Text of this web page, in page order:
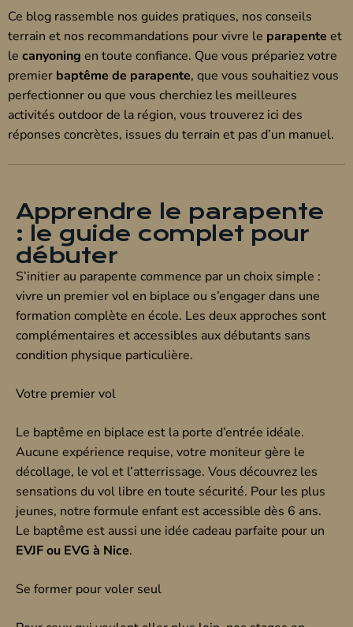
Ce blog rassemble nos guides pratiques, nos conseils
terrain et nos recommandations pour vivre le parapente et
le canyoning en toute confiance. Que vous prépariez votre
premier baptême de parapente, que vous souhaitiez vous
perfectionner ou que vous cherchiez les meilleures
activités outdoor de la région, vous trouverez ici des
réponses concrètes, issues du terrain et pas d’un manuel.
Apprendre le parapente
: le guide complet pour
débuter
S’initier au parapente commence par un choix simple :
vivre un premier vol en biplace ou s’engager dans une
formation complète en école. Les deux approches sont
complémentaires et accessibles aux débutants sans
condition physique particulière.
Votre premier vol
Le baptême en biplace est la porte d’entrée idéale.
Aucune expérience requise, votre moniteur gère le
décollage, le vol et l’atterrissage. Vous découvrez les
sensations du vol libre en toute sécurité. Pour les plus
jeunes, notre formule enfant est accessible dès 6 ans.
Le baptême est aussi une idée cadeau parfaite pour un
EVJF ou EVG à Nice.
Se former pour voler seul